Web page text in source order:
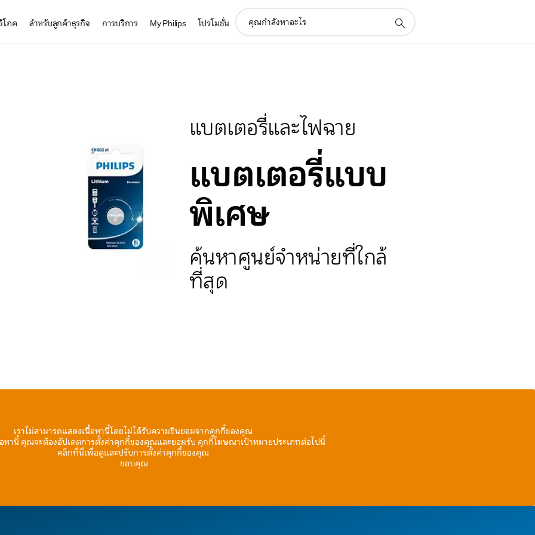
ภค สำหรับลูกค้าธุรกิจ การบริการ My Philips โปรโมชั่น
search
แบตเตอรี่และไฟฉาย
แบตเตอรี่แบบ
พิเศษ
ค้นหาศูนย์จำหน่ายที่ใกล้
ที่สุด
เราไม่สามารถแสดงเนื้อหานี้โดยไม่ได้รับความยินยอมจากคุกกี้ของคุณ
หานี้ คุณจะต้องอัปเดตการตั้งค่าคุกกี้ของคุณและยอมรับ คุกกี้โฆษณาเป้าหมายประเภทต่อไปนี้
คลิกที่นี่เพื่อดูและปรับการตั้งค่าคุกกี้ของคุณ
ขอบคุณ